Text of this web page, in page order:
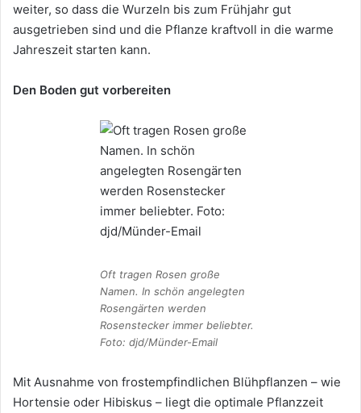
weiter, so dass die Wurzeln bis zum Frühjahr gut
ausgetrieben sind und die Pflanze kraftvoll in die warme
Jahreszeit starten kann.
Den Boden gut vorbereiten
Oft tragen Rosen große
Namen. In schön angelegten
Rosengärten werden
Rosenstecker immer beliebter.
Foto: djd/Münder-Email
Mit Ausnahme von frostempfindlichen Blühpflanzen – wie
Hortensie oder Hibiskus – liegt die optimale Pflanzzeit